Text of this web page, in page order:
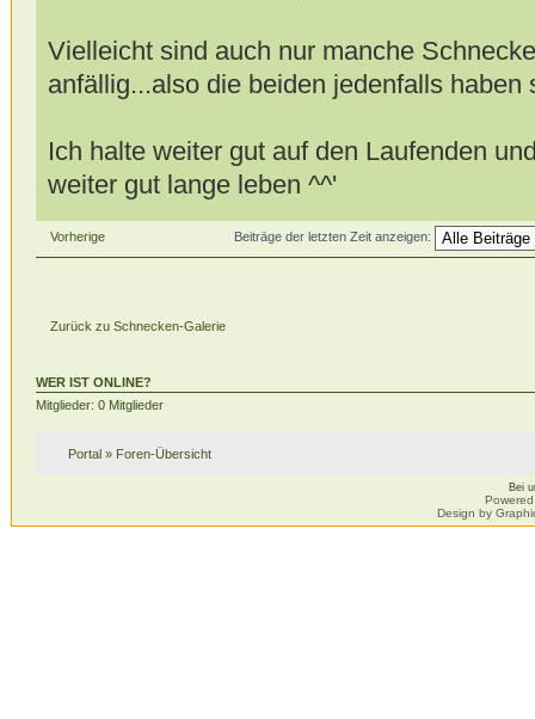
Vielleicht sind auch nur manche
anfällig...also die beiden jedenfalls haben
Ich halte weiter gut auf den Laufenden
weiter gut lange leben ^^'
Vorherige Beiträge der letzten Zeit anzeigen:
Zurück zu Schnecken-Galerie
WER IST ONLINE?
Mitglieder: 0 Mitglieder
Portal» Foren-Übersicht
Bei
Design by